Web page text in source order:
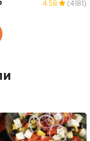
4.58 (4181)